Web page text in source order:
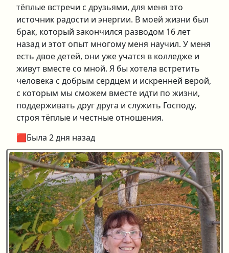
тёплые встречи с друзьями, для меня это
источник радости и энергии. В моей жизни был
брак, который закончился разводом 16 лет
назад и этот опыт многому меня научил. У меня
есть двое детей, они уже учатся в колледже и
живут вместе со мной. Я бы хотела встретить
человека с добрым сердцем и искренней верой,
с которым мы сможем вместе идти по жизни,
поддерживать друг друга и служить Господу,
строя тёплые и честные отношения.
🟥Была 2 дня назад